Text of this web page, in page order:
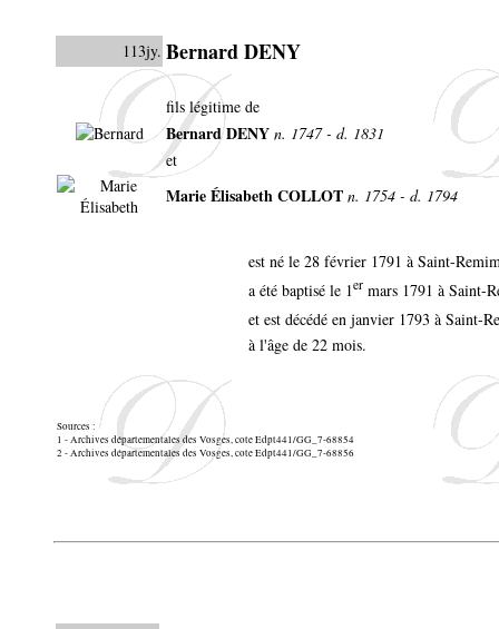
113jy. Bernard DENY
fils légitime de
Bernard DENY n. 1747 - d. 1831
et
Marie Élisabeth COLLOT n. 1754 - d. 1794
est né le 28 février 1791 à Saint-
a été baptisé le 1er mars 1791 à Saint-
et est décédé en janvier 1793 à Saint-
à l'âge de 22 mois.
Sources :
1 - Archives départementales des Vosges, cote Edpt441/GG_7-68854
2 - Archives départementales des Vosges, cote Edpt441/GG_7-68856